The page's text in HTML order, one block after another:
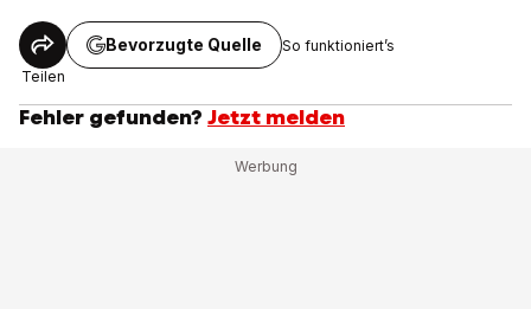
Teilen
Bevorzugte Quelle So funktioniert’s
Fehler gefunden? Jetzt melden